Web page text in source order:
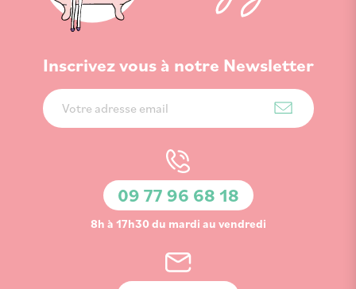
Inscrivez vous à notre Newsletter
Inscription
à
09 77 96 68 18
8h à 17h30 du mardi au vendredi